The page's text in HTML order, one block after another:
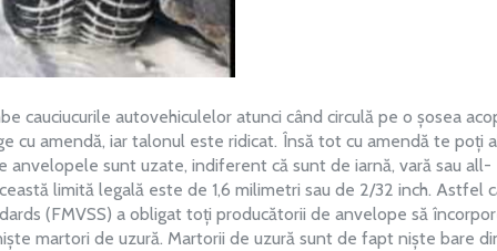
cauciucurile autovehiculelor atunci când circulă pe o șosea
cu amendă, iar talonul este ridicat. Însă tot cu amendă te poți
anvelopele sunt uzate, indiferent că sunt de iarnă, vară sau all-
limită legală este de 1,6 milimetri sau de 2/32 inch. Astfel
(FMVSS) a obligat toți producătorii de anvelope să
martori de uzură. Martorii de uzură sunt de fapt niște bare